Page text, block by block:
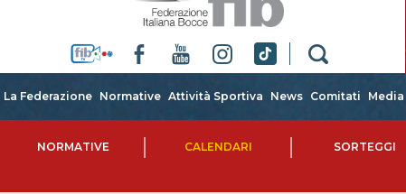
La Federazione Normative Attività Sportiva News Comitati Media
NORMATIVE CALENDARI SORTEGGI